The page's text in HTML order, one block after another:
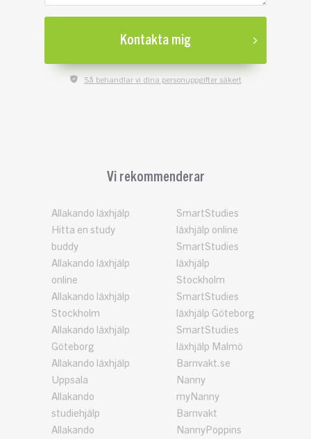
Kontakta mig
Så behandlar vi dina personuppgifter säkert
Vi rekommenderar
Allakando läxhjälp
Hitta en study
buddy
Allakando läxhjälp
online
Allakando läxhjälp
Stockholm
Allakando läxhjälp
Göteborg
Allakando läxhjälp
Uppsala
Allakando
studiehjälp
Allakando
SmartStudies
läxhjälp online
SmartStudies
läxhjälp
Stockholm
SmartStudies
läxhjälp Göteborg
SmartStudies
läxhjälp Malmö
Barnvakt.se
Nanny
myNanny
Barnvakt
NannyPoppins